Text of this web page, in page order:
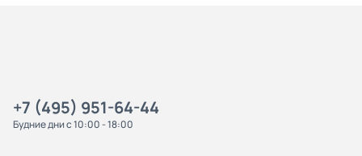
+7 (495) 951-64-44
Будние дни с 10:00 - 18:00